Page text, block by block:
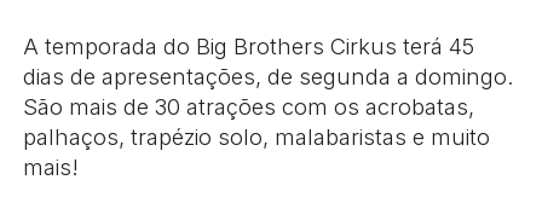
A temporada do Big Brothers Cirkus terá 45
dias de apresentações, de segunda a domingo.
São mais de 30 atrações com os acrobatas,
palhaços, trapézio solo, malabaristas e muito
mais!